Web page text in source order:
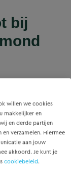
willen we cookies
makkelijker en
en derde partijen
verzamelen. Hiermee
aan jouw
akkoord. Je kunt je
cookiebeleid.
bij
voor
in